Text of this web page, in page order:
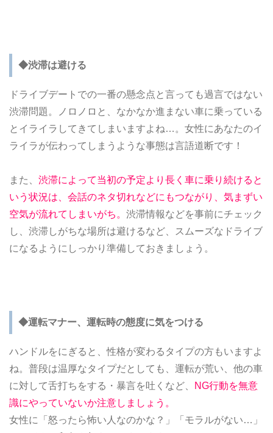
◆渋滞は避ける
ドライブデートでの一番の懸念点と言っても過言ではない
渋滞問題。ノロノロと、なかなか進まない車に乗っている
とイライラしてきてしまいますよね…。女性にあなたのイ
ライラが伝わってしまうような事態は言語道断です！
また、 渋滞によって当初の予定より長く車に乗り続けると
いう状況は、会話のネタ切れなどにもつながり、気まずい
空気が流れてしまいがち。 渋滞情報などを事前にチェック
し、渋滞しがちな場所は避けるなど、スムーズなドライブ
になるようにしっかり準備しておきましょう。
◆運転マナー、運転時の態度に気をつける
ハンドルをにぎると、性格が変わるタイプの方もいますよ
ね。普段は温厚なタイプだとしても、運転が荒い、他の車
に対して舌打ちをする・暴言を吐くなど、
NG行動を無意
識にやっていないか注意しましょう。
女性に「怒ったら怖い人なのかな？」「モラルがない…」